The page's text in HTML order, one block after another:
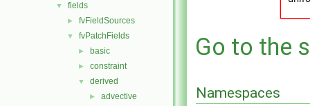
▼ fields
► fvFieldSources
▼ fvPatchFields
► basic
► constraint
▼ derived
► advective
Go to the
Namespaces